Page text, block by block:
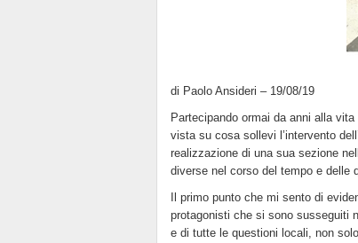
di Paolo Ansideri – 19/08/19
Partecipando ormai da anni alla
vista su cosa sollevi l’intervento
realizzazione di una sua sezione
diverse nel corso del tempo e delle
Il primo punto che mi sento di
protagonisti che si sono susseguiti
e di tutte le questioni locali, non